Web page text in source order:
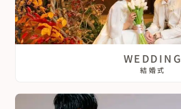
WEDDING
結婚式